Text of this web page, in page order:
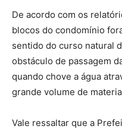
De acordo com os
blocos do condomínio
sentido do curso natural
obstáculo de passagem
quando chove a água
grande volume de
Vale ressaltar que a